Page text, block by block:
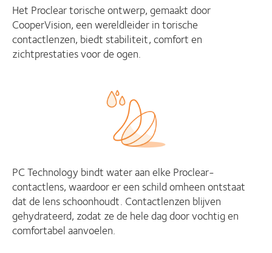
Het Proclear torische ontwerp, gemaakt door
CooperVision, een wereldleider in torische
contactlenzen, biedt stabiliteit, comfort en
zichtprestaties voor de ogen.
PC Technology bindt water aan elke Proclear-
contactlens, waardoor er een schild omheen ontstaat
dat de lens schoonhoudt. Contactlenzen blijven
gehydrateerd, zodat ze de hele dag door vochtig en
comfortabel aanvoelen.